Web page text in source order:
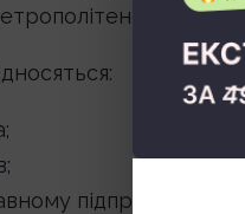
і
підприємстві;